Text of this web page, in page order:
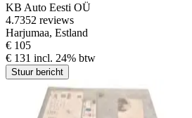
KB Auto Eesti OÜ
4.7352 reviews
Harjumaa, Estland
€ 105
€ 131 incl. 24% btw
Stuur bericht